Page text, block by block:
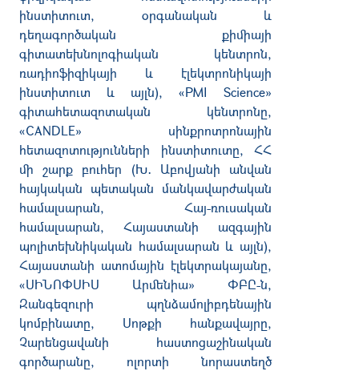
ինստիտուտ, օրգանական
և
դեղագործական
քիմիայի
գիտատեխնոլոգիական
կենտրոն,
ռադիոֆիզիկայի
և
էլեկտրոնիկայի
ինստիտուտ
և այլն),
«PMI Science»
գիտահետազոտական
կենտրոնը,
«CANDLE» սինքրոտրոնային
հետազոտությունների
ինստիտուտը, ՀՀ
մի շարք բուհեր (Խ․ Աբովյանի
անվան
հայկական պետական մանկավարժական
համալսարան, Հայ-ռուսական
համալսարան, Հայաստանի
ազգային
պոլիտեխնիկական համալսարան և այլն),
Հայաստանի ատոմային էլեկտրակայանը,
«ՍԻՆՈՓՍԻՍ Արմենիա» ՓԲԸ-ն,
Զանգեզուրի
պղնձամոլիբդենային
կոմբինատը, Սոթքի հանքավայրը,
Չարենցավանի
հաստոցաշինական
գործարանը, ոլորտի
նորաստեղծ